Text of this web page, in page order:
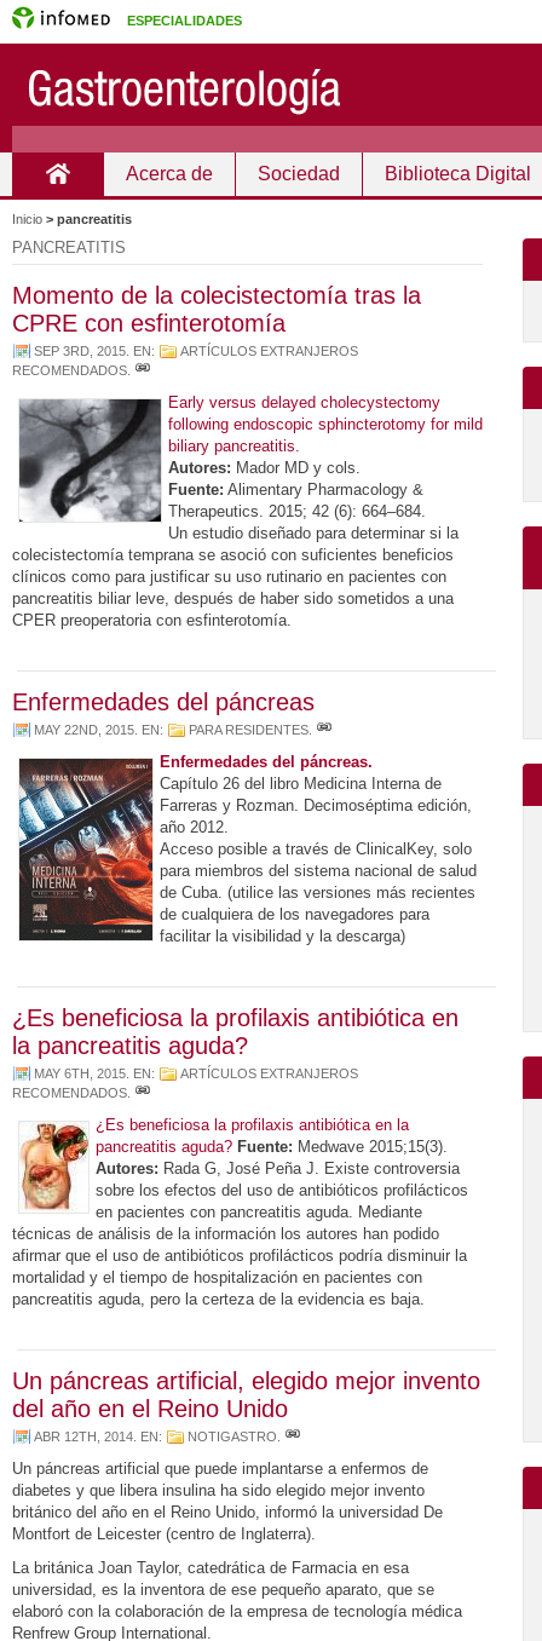
ESPECIALIDADES
Acerca de Sociedad Biblioteca Digital
Inicio > pancreatitis
PANCREATITIS
Momento de la colecistectomía tras la
CPRE con esfinterotomía
SEP 3RD, 2015 . EN:
ARTÍCULOS EXTRANJEROS
RECOMENDADOS
Early versus delayed cholecystectomy
following endoscopic sphincterotomy for mild
biliary pancreatitis.
Autores: Mador MD y cols.
Fuente: Alimentary Pharmacology &
Therapeutics. 2015; 42 (6): 664–684.
Un estudio diseñado para determinar si la
colecistectomía temprana se asoció con suficientes beneficios
clínicos como para justificar su uso rutinario en pacientes con
pancreatitis biliar leve, después de haber sido sometidos a una
CPER preoperatoria con esfinterotomía.
Enfermedades del páncreas
MAY 22ND, 2015 . EN: PARA RESIDENTES
Enfermedades del páncreas.
Capítulo 26 del libro Medicina Interna de
Farreras y Rozman. Decimoséptima edición,
año 2012.
Acceso posible a través de ClinicalKey, solo
para miembros del sistema nacional de salud
de Cuba. (utilice las versiones más recientes
de cualquiera de los navegadores para
facilitar la visibilidad y la descarga)
¿Es beneficiosa la profilaxis antibiótica en
la pancreatitis aguda?
MAY 6TH, 2015 . EN:
ARTÍCULOS EXTRANJEROS
RECOMENDADOS
¿Es beneficiosa la profilaxis antibiótica en la
pancreatitis aguda? Fuente: Medwave 2015;15(3).
Autores: Rada G, José Peña J. Existe controversia
sobre los efectos del uso de antibióticos profilácticos
en pacientes con pancreatitis aguda. Mediante
técnicas de análisis de la información los autores han podido
afirmar que el uso de antibióticos profilácticos podría disminuir la
mortalidad y el tiempo de hospitalización en pacientes con
pancreatitis aguda, pero la certeza de la evidencia es baja.
Un páncreas artificial, elegido mejor invento
del año en el Reino Unido
ABR 12TH, 2014 . EN: NOTIGASTRO
Un páncreas artificial que puede implantarse a enfermos de
diabetes y que libera insulina ha sido elegido mejor invento
británico del año en el Reino Unido, informó la universidad De
Montfort de Leicester (centro de Inglaterra).
La británica Joan Taylor, catedrática de Farmacia en esa
universidad, es la inventora de ese pequeño aparato, que se
elaboró con la colaboración de la empresa de tecnología médica
Renfrew Group International.